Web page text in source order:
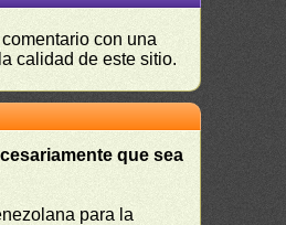
con una
calidad de este sitio.
que sea
para la